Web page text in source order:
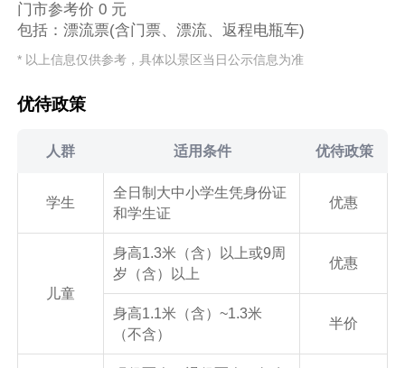
门市参考价 0 元
包括：漂流票(含门票、漂流、返程电瓶车)
* 以上信息仅供参考，具体以景区当日公示信息为准
优待政策
人群 适用条件 优待政策
学生
全日制大中小学生凭身份证
和学生证
优惠
儿童
身高1.3米（含）以上或9周
岁（含）以上
优惠
身高1.1米（含）~1.3米
（不含）
半价